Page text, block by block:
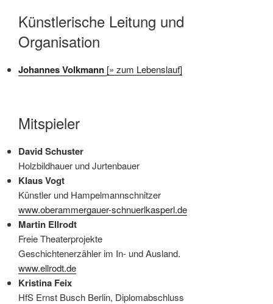
Künstlerische Leitung und
Organisation
Johannes Volkmann [» zum Lebenslauf]
Mitspieler
David Schuster
Holzbildhauer und Jurtenbauer
Klaus Vogt
Künstler und Hampelmannschnitzer
www.oberammergauer-schnuerlkasperl.de
Martin Ellrodt
Freie Theaterprojekte
Geschichtenerzähler im In- und Ausland.
www.ellrodt.de
Kristina Feix
HfS Ernst Busch Berlin, Diplomabschluss